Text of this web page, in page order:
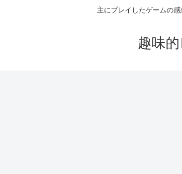
主にプレイしたゲームの
趣味